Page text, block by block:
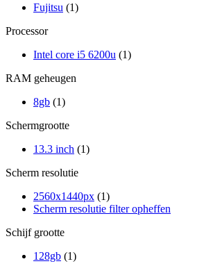
Fujitsu (1)
Processor
Intel core i5 6200u (1)
RAM geheugen
8gb (1)
Schermgrootte
13.3 inch (1)
Scherm resolutie
2560x1440px (1)
Scherm resolutie filter opheffen
Schijf grootte
128gb (1)